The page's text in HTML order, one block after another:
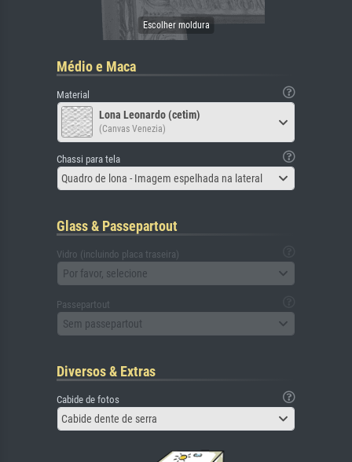
Médio e Maca
Material
Lona Leonardo (cetim)
(Canvas Venezia)
Chassi para tela
Quadro de lona - Imagem espelhada na lateral
Glass & Passepartout
Vidro (incluindo placa traseira)
Por favor, selecione
Passepartout
Sem passepartout
Diversos & Extras
Cabide de fotos
Cabide dente de serra